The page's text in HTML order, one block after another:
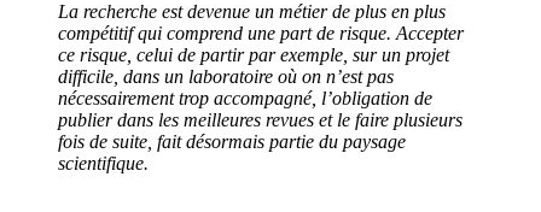
La recherche est devenue un métier de plus en plus
compétitif qui comprend une part de risque. Accepter
ce risque, celui de partir par exemple, sur un projet
difficile, dans un laboratoire où on n’est pas
nécessairement trop accompagné, l’obligation de
publier dans les meilleures revues et le faire plusieurs
fois de suite, fait désormais partie du paysage
scientifique.